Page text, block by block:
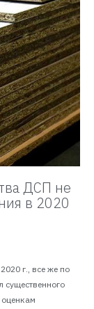
ДСП не
в 2020
г., все же по
существенного